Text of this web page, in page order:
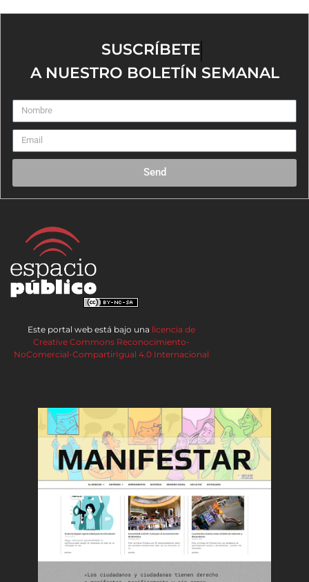
SUSCRÍBETE
A NUESTRO BOLETÍN SEMANAL
Send
Este portal web está bajo una licencia de
Creative Commons Reconocimiento-
NoComercial-CompartirIgual 4.0 Internacional